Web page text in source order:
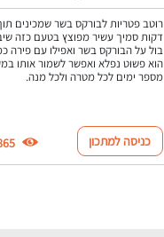
דקות סמיך עשיר מפוצץ בטעם כזה
בול על הבורקס בשר ואפילו עם פירה
הוא פשוט נפלא ואפשר לשמור אותו
מספר ימים לכל מטרה ולכל מנה.
כניסה למתכון 3865